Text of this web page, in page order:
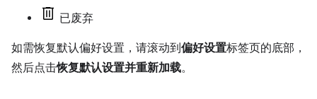
已废弃
如需恢复默认偏好设置，请滚动到偏好设置标签页的底部，
然后点击恢复默认设置并重新加载。